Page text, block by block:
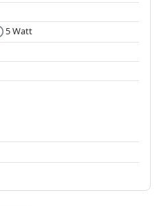
5 Watt